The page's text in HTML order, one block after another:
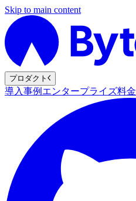
Skip to main content
プロダクト
導入事例 エンタープライズ料金